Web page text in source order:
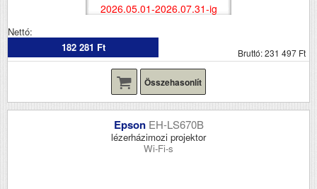
2026.05.01-2026.07.31-ig
Nettó:
182 281 Ft
Bruttó: 231 497 Ft
Összehasonlít
Epson EH-LS670B
lézerházimozi projektor
Wi-Fi-s